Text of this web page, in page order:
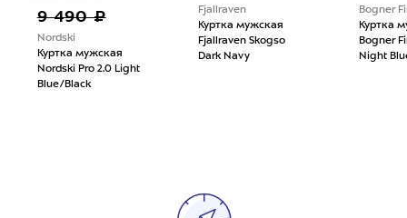
9 490 ₽
Nordski
Куртка мужская
Nordski Pro 2.0 Light
Blue/Black
Fjallraven
Куртка мужская
Fjallraven Skogso
Dark Navy
Bogner
Куртка
Bogner
Night